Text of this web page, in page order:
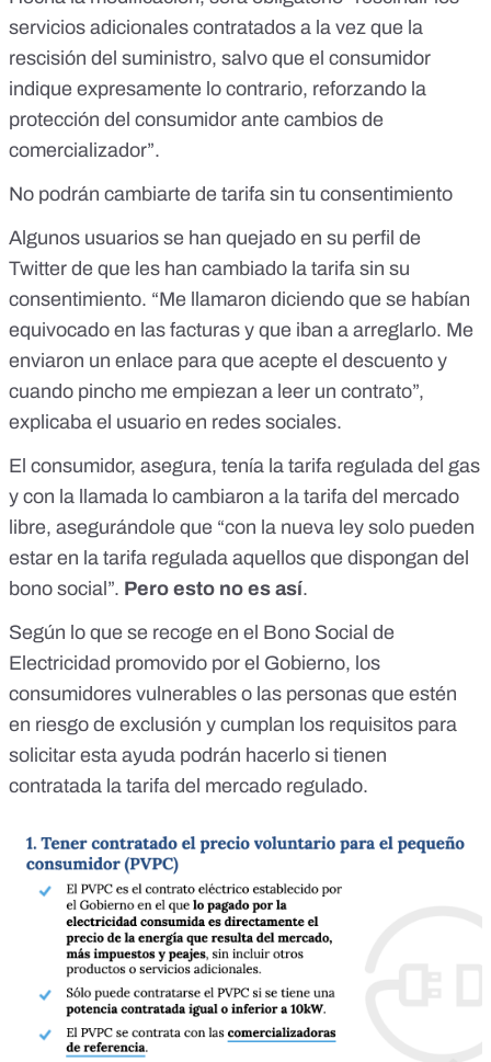
servicios adicionales contratados a la vez que la
rescisión del suministro, salvo que el consumidor
indique expresamente lo contrario, reforzando la
protección del consumidor ante cambios de
comercializador”.
No podrán cambiarte de tarifa sin tu consentimiento
Algunos usuarios se han quejado en su perfil de
Twitter de que les han cambiado la tarifa sin su
consentimiento. “Me llamaron diciendo que se habían
equivocado en las facturas y que iban a arreglarlo. Me
enviaron un enlace para que acepte el descuento y
cuando pincho me empiezan a leer un contrato”,
explicaba el usuario en redes sociales.
El consumidor, asegura, tenía la tarifa regulada del gas
y con la llamada lo cambiaron a la tarifa del mercado
libre, asegurándole que “con la nueva ley solo pueden
estar en la tarifa regulada aquellos que dispongan del
bono social”. Pero esto no es así.
Según lo que se recoge en el Bono Social de
Electricidad promovido por el Gobierno, los
consumidores vulnerables o las personas que estén
en riesgo de exclusión y cumplan los requisitos para
solicitar esta ayuda podrán hacerlo si tienen
contratada la tarifa del mercado regulado.